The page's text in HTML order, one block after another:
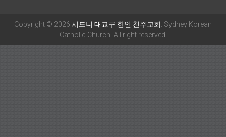
Copyright © 2026 시드니 대교구 한인 천주교회 . Sydney Korean
Catholic Church. All right reserved.